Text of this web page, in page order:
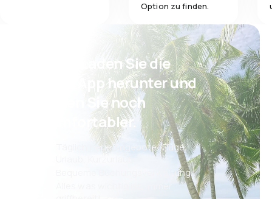
Option zu finden.
Psst! Laden Sie die
eSky App herunter und
reisen Sie noch
komfortabler.
Täglich neue Angebote: Flüge,
Bequeme Buchungsverwaltung